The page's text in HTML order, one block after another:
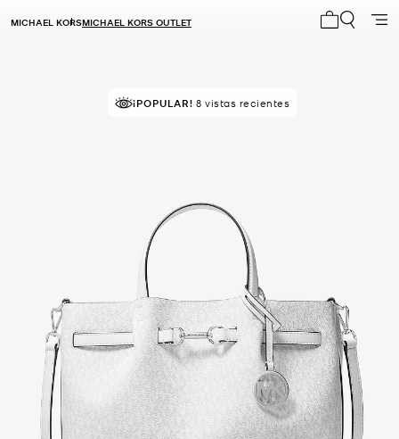
MICHAEL KORSMICHAEL KORS OUTLET
MEJOR VALORADO el 88% le da 5 estrellas
¡POPULAR! 8 vistas recientes